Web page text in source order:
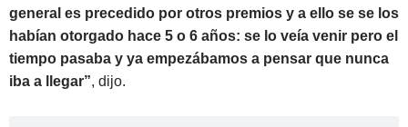
general es precedido por otros premios y a ello se se los
habían otorgado hace 5 o 6 años: se lo veía venir pero el
tiempo pasaba y ya empezábamos a pensar que nunca
iba a llegar”, dijo.